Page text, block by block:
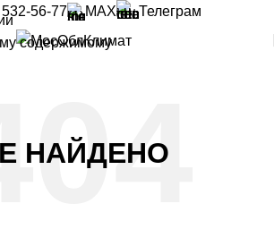
содержимому
56-77 MAX Телеграм
НАЙДЕНО